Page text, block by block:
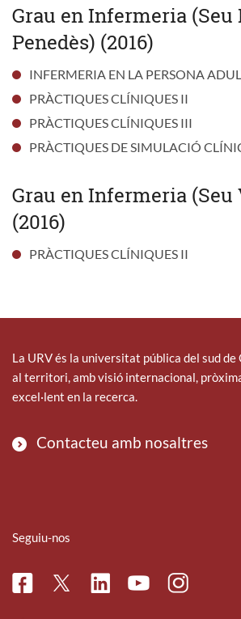
Grau en Infermeria (Seu
Penedès) (2016)
INFERMERIA EN LA PERSONA
PRÀCTIQUES CLÍNIQUES II
PRÀCTIQUES CLÍNIQUES III
PRÀCTIQUES DE SIMULACIÓ
Grau en Infermeria
(2016)
PRÀCTIQUES CLÍNIQUES II
La URV és la universitat pública del sud
al territori, amb visió internacional,
excel·lent en la recerca.
Contacteu amb nosaltres
Seguiu-nos
FacebookTwitterLinkedinYoutubeInstagram